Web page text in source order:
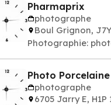
Pharmaprix
photographe
Boul Grignon,
Photographie:
Photo
photographe
6705 Jarry E, H1P